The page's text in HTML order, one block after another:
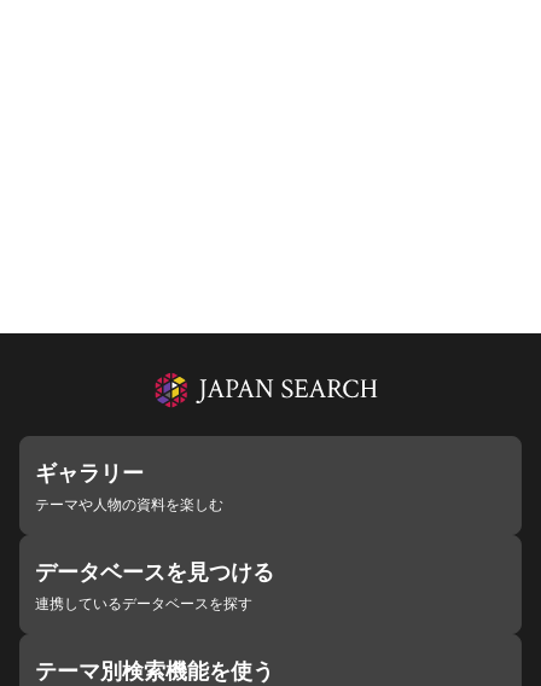
ギャラリー
テーマや人物の資料を楽しむ
データベースを見つける
連携しているデータベースを探す
テーマ別検索機能を使う